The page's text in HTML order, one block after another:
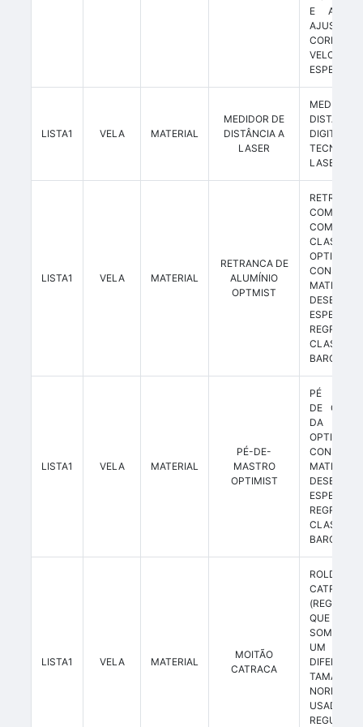
E
VELCRO
ESPECIAL.
LISTA1 VELA MATERIAL
MEDIDOR DE
DISTÂNCIA A
LASER
DISTÂNCIA
LASER.
LISTA1 VELA MATERIAL
RETRANCA DE
ALUMÍNIO
OPTMIST
RETRANCA
CLASSE
OPTIMIST,
DESENHO
BARCO.
LISTA1 VELA MATERIAL
PÉ-DE-
MASTRO
OPTIMIST
PÉ DE
DE
DA
OPTIMIST,
DESENHO
BARCO.
LISTA1 VELA MATERIAL
MOITÃO
CATRACA
CATRACA
QUE PODE
UM